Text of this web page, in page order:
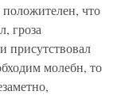
положителен, что
гроза
присутствовал
молебн, то